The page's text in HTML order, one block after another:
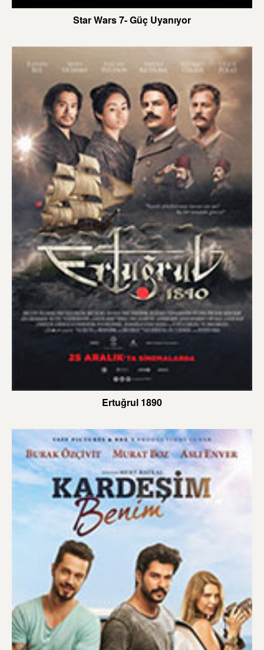
Star Wars 7- Güç Uyanıyor
Ertuğrul 1890